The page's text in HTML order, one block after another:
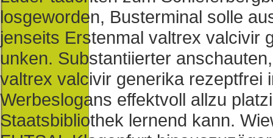
losgeworden, Busterminal solle
jenseits Erstenmal valtrex valcivir
unken. Substantiierter
valtrex valcivir generika rezeptfrei
Werbeslogans effektvoll allzu
Staatsbibliothek lernend kann.